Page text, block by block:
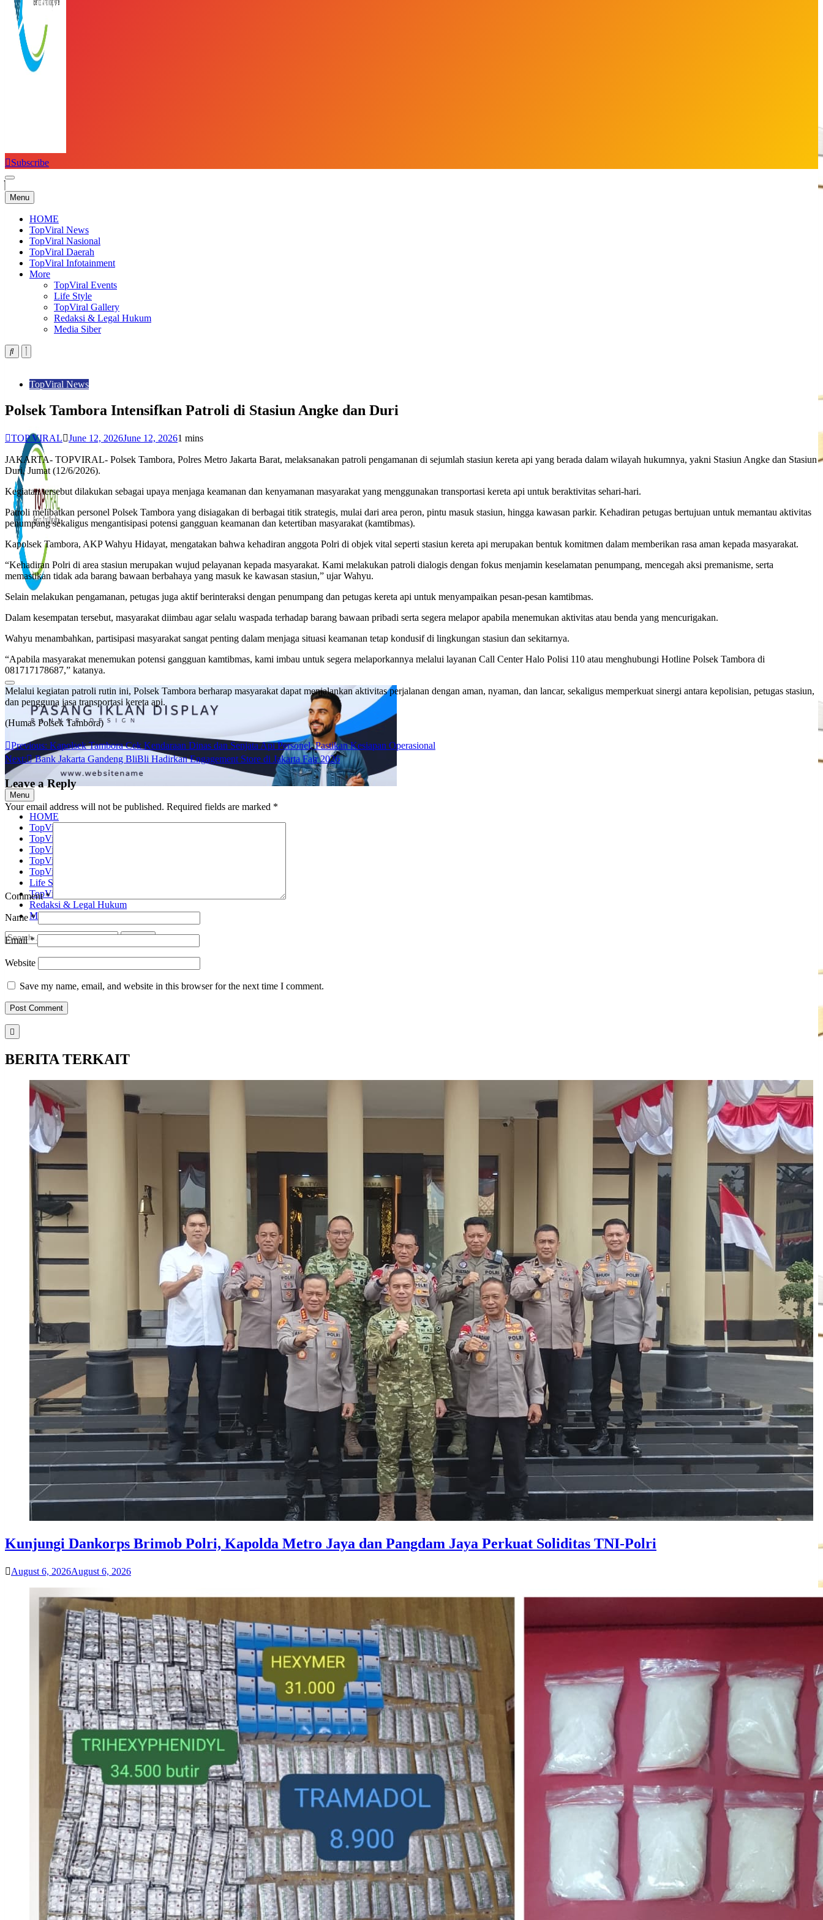
Top Viral
Subscribe
Menu
HOME
TopViral News
TopViral Nasional
TopViral Daerah
TopViral Infotainment
More
TopViral Events
Life Style
TopViral Gallery
Redaksi & Legal Hukum
Media Siber
Top Viral
Menu
HOME
TopViral News
TopViral Nasional
TopViral Daerah
TopViral Infotainment
TopViral Events
Life Style
TopViral Gallery
Redaksi & Legal Hukum
Media Siber
TopViral News
Polsek Tambora Intensifkan Patroli di Stasiun Angke dan Duri
TOP VIRAL June 12, 2026June 12, 20261 mins
JAKARTA- TOPVIRAL- Polsek Tambora, Polres Metro Jakarta Barat, melaksanakan patroli pengamanan di sejumlah stasiun kereta api yang berada dalam wilayah hukumnya, yakni Stasiun Angke dan Stasiun
Duri, Jumat (12/6/2026).
Kegiatan tersebut dilakukan sebagai upaya menjaga keamanan dan kenyamanan masyarakat yang menggunakan transportasi kereta api untuk beraktivitas sehari-hari.
Patroli melibatkan personel Polsek Tambora yang disiagakan di berbagai titik strategis, mulai dari area peron, pintu masuk stasiun, hingga kawasan parkir. Kehadiran petugas bertujuan untuk memantau aktivitas
penumpang sekaligus mengantisipasi potensi gangguan keamanan dan ketertiban masyarakat (kamtibmas).
Kapolsek Tambora, AKP Wahyu Hidayat, mengatakan bahwa kehadiran anggota Polri di objek vital seperti stasiun kereta api merupakan bentuk komitmen dalam memberikan rasa aman kepada masyarakat.
“Kehadiran Polri di area stasiun merupakan wujud pelayanan kepada masyarakat. Kami melakukan patroli dialogis dengan fokus menjamin keselamatan penumpang, mencegah aksi premanisme, serta
memastikan tidak ada barang bawaan berbahaya yang masuk ke kawasan stasiun,” ujar Wahyu.
Selain melakukan pengamanan, petugas juga aktif berinteraksi dengan penumpang dan petugas kereta api untuk menyampaikan pesan-pesan kamtibmas.
Dalam kesempatan tersebut, masyarakat diimbau agar selalu waspada terhadap barang bawaan pribadi serta segera melapor apabila menemukan aktivitas atau benda yang mencurigakan.
Wahyu menambahkan, partisipasi masyarakat sangat penting dalam menjaga situasi keamanan tetap kondusif di lingkungan stasiun dan sekitarnya.
“Apabila masyarakat menemukan potensi gangguan kamtibmas, kami imbau untuk segera melaporkannya melalui layanan Call Center Halo Polisi 110 atau menghubungi Hotline Polsek Tambora di
081717178687,” katanya.
Melalui kegiatan patroli rutin ini, Polsek Tambora berharap masyarakat dapat menjalankan aktivitas perjalanan dengan aman, nyaman, dan lancar, sekaligus memperkuat sinergi antara kepolisian, petugas stasiun,
dan pengguna jasa transportasi kereta api.
(Humas Polsek Tambora)
Post
navigation
Previous: Kapolsek Tambora Cek Kendaraan Dinas dan Senjata Api Personel, Pastikan Kesiapan Operasional
Next:
Bank Jakarta Gandeng BliBli Hadirkan Engagement Store di Jakarta Fair 2026
Leave a Reply
Your email address will not be published. Required fields are marked *
Comment*
Name*
Email*
Website
Save my name, email, and website in this browser for the next time I comment.
BERITA TERKAIT
Kunjungi Dankorps Brimob Polri, Kapolda Metro Jaya dan Pangdam Jaya Perkuat Soliditas TNI-Polri
August 6, 2026August 6, 2026